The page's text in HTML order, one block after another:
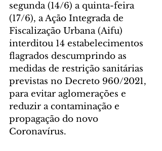
segunda (14/6) a quinta-feira
(17/6), a Ação Integrada de
Fiscalização Urbana (Aifu)
interditou 14 estabelecimentos
flagrados descumprindo as
medidas de restrição sanitárias
previstas no Decreto 960/2021,
para evitar aglomerações e
reduzir a contaminação e
propagação do novo
Coronavírus.